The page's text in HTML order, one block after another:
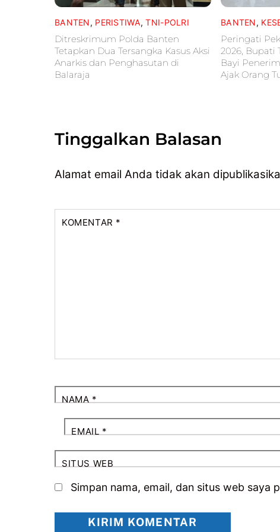
BANTEN, PERISTIWA,TNI-POLRI
Ditreskrimum Polda Banten
Tetapkan Dua Tersangka Kasus Aksi
Anarkis dan Penghasutan di
Balaraja
BANTEN,
Peringati
2026, Bupati
Bayi
Ajak Orang
Tinggalkan Balasan
Alamat email Anda tidak akan
KOMENTAR *
NAMA *
EMAIL *
SITUS WEB
Simpan nama, email, dan situs web